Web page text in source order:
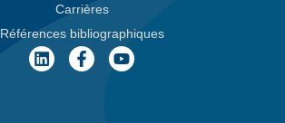
Carrières
Références bibliographiques